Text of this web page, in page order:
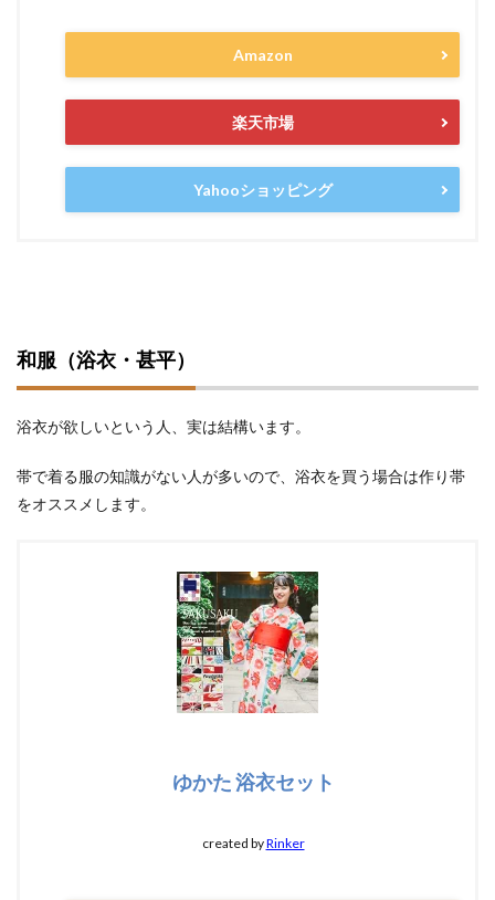
Amazon
楽天市場
Yahooショッピング
和服（浴衣・甚平）
浴衣が欲しいという人、実は結構います。
帯で着る服の知識がない人が多いので、浴衣を買う場合は作り帯
をオススメします。
ゆかた 浴衣セット
created byRinker